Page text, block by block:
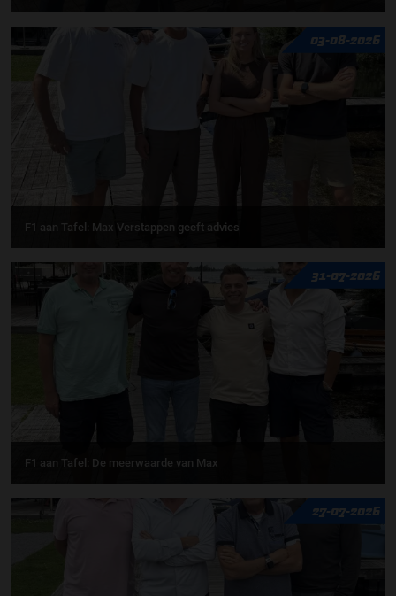
03-08-2026
F1 aan Tafel: Max Verstappen geeft advies
31-07-2026
F1 aan Tafel: De meerwaarde van Max
27-07-2026